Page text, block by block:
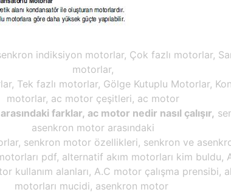
indiksiyon motorlar, Çok fazlı motorlar,
motorlar,
Tek fazlı motorlar, Gölge Kutuplu Motorlar,
motorlar, ac motor çeşitleri, ac motor
farklar, ac motor nedir nasıl çalışır,
asenkron motor arasındaki
senkron motor özellikleri, senkron ve
pdf, alternatif akım motorları kim buldu,
kullanım alanları, A.C motor çalışma prensibi,
motorları mucidi, asenkron motor